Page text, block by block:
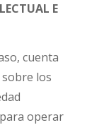
E
cuenta
los
operar